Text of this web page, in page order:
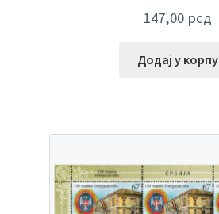
147,00 рсд
Додај у корпу